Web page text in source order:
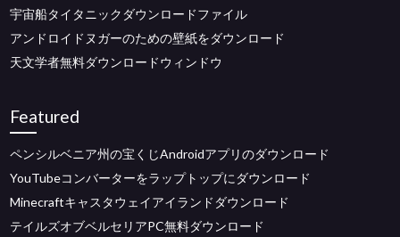
宇宙船タイタニックダウンロードファイル
アンドロイドヌガーのための壁紙をダウンロード
天文学者無料ダウンロードウィンドウ
Featured
ペンシルベニア州の宝くじAndroidアプリのダウンロード
YouTubeコンバーターをラップトップにダウンロード
Minecraftキャスタウェイアイランドダウンロード
テイルズオブベルセリアPC無料ダウンロード